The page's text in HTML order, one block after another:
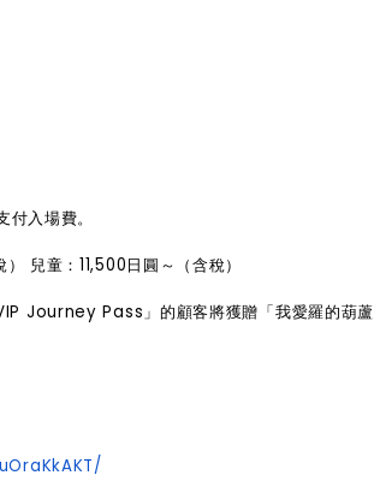
入場費。
兒童：11,500日圓～（含稅）
VIP Journey Pass」的顧客將獲贈「我愛